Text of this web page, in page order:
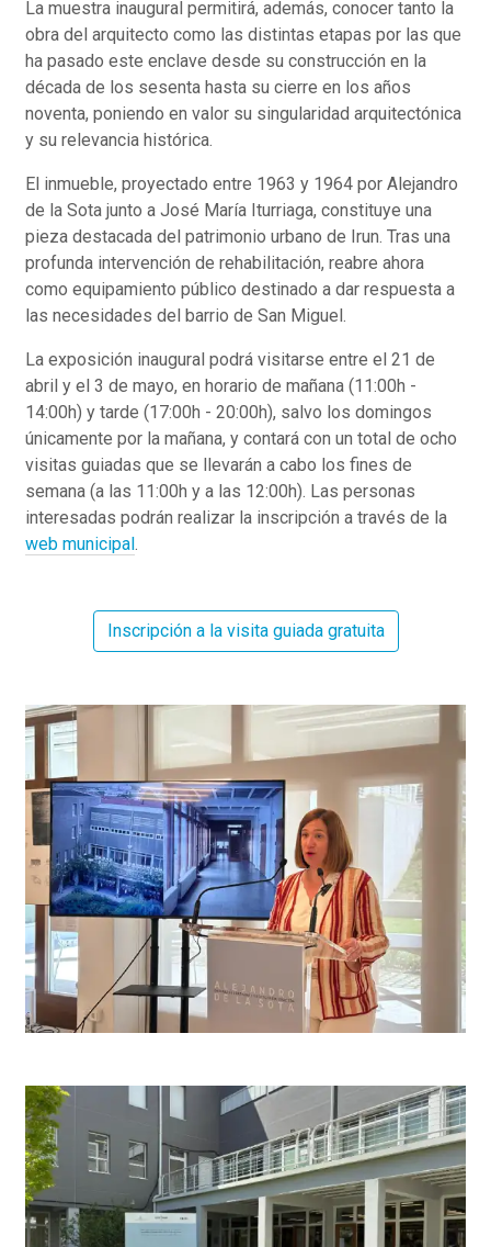
La muestra inaugural permitirá, además, conocer tanto la
obra del arquitecto como las distintas etapas por las que
ha pasado este enclave desde su construcción en la
década de los sesenta hasta su cierre en los años
noventa, poniendo en valor su singularidad arquitectónica
y su relevancia histórica.
El inmueble, proyectado entre 1963 y 1964 por Alejandro
de la Sota junto a José María Iturriaga, constituye una
pieza destacada del patrimonio urbano de Irun. Tras una
profunda intervención de rehabilitación, reabre ahora
como equipamiento público destinado a dar respuesta a
las necesidades del barrio de San Miguel.
La exposición inaugural podrá visitarse entre el 21 de
abril y el 3 de mayo, en horario de mañana (11:00h -
14:00h) y tarde (17:00h - 20:00h), salvo los domingos
únicamente por la mañana, y contará con un total de ocho
visitas guiadas que se llevarán a cabo los fines de
semana (a las 11:00h y a las 12:00h). Las personas
interesadas podrán realizar la inscripción a través de la
web municipal.
Inscripción a la visita guiada gratuita